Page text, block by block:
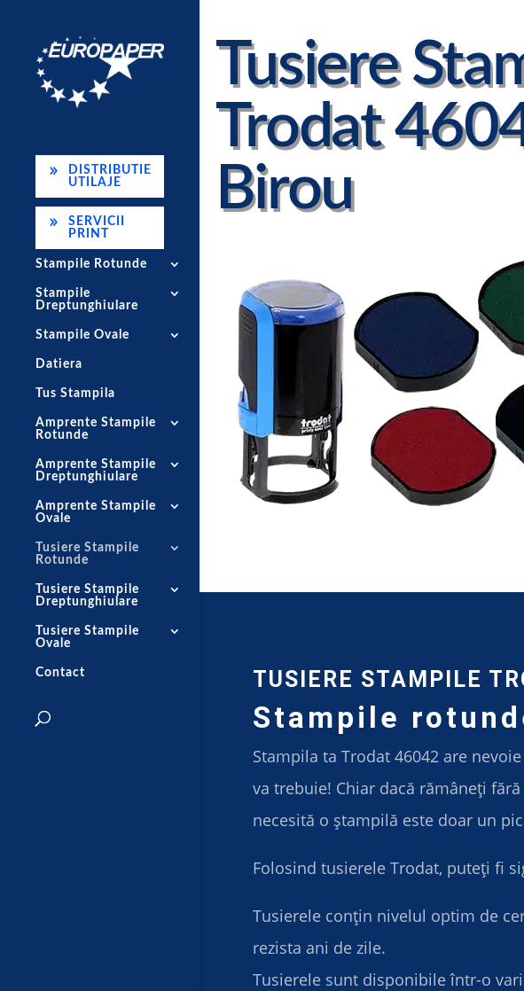
DISTRIBUTIE
UTILAJE
SERVICII
PRINT
Stampile Rotunde
Stampile
Dreptunghiulare
Stampile Ovale
Datiera
Tus Stampila
Amprente Stampile
Rotunde
Amprente Stampile
Dreptunghiulare
Amprente Stampile
Ovale
Tusiere Stampile
Rotunde
Tusiere Stampile
Dreptunghiulare
Tusiere Stampile
Ovale
Contact
Tusiere
Trodat
Birou
TUSIERE STAMPILE
Stampile
Stampila ta Trodat 46042 are
va trebuie! Chiar dacă rămâneți
necesită o ștampilă este doar un
Folosind tusierele Trodat, puteți fi
Tusierele conțin nivelul optim de
rezista ani de zile.
Tusierele sunt disponibile într-o